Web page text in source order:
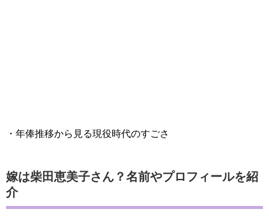
・年俸推移から見る現役時代のすごさ
嫁は柴田恵美子さん？名前やプロフィールを紹
介